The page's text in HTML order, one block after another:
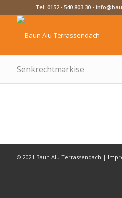
Tel:0152 - 540 803 30 -
Senkrechtmarkise
© 2021 Baun Alu-Terrassendach |